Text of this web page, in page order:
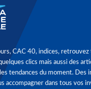
CAC 40, indices,
clics mais aussi des
tendances du moment. Des
accompagner dans tous vos